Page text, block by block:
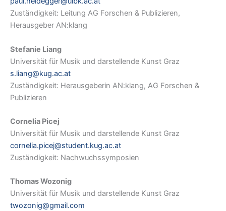
Zuständigkeit: Leitung AG Forschen & Publizieren,
Herausgeber AN:klang
Stefanie Liang
Universität für Musik und darstellende Kunst Graz
s.liang@kug.ac.at
Zuständigkeit: Herausgeberin AN:klang, AG Forschen &
Publizieren
Cornelia Picej
Universität für Musik und darstellende Kunst Graz
cornelia.picej@student.kug.ac.at
Zuständigkeit: Nachwuchssymposien
Thomas Wozonig
Universität für Musik und darstellende Kunst Graz
twozonig@gmail.com